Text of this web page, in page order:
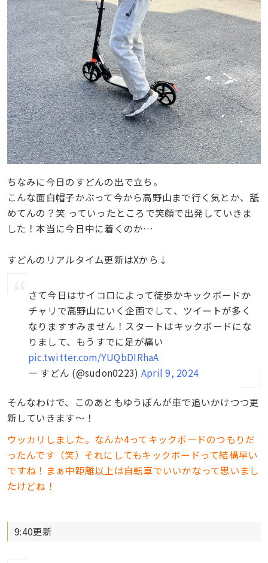
ちなみに今日のすどんの出で立ち。
こんな面白帽子かぶって今から高野山まで行く気とか、舐
めてんの？笑 っていったところで笑顔で出発していきま
した！本当に今日中に着くのか…
すどんのリアルタイム更新はXから↓
さて今日はサイコロによって徒歩かキックボードか
チャリで高野山にいく企画でして、ツイートが多く
なりますすみません！スタートはキックボードにな
りまして、もうすでに足が痛い
pic.twitter.com/YUQbDIRhaA
— すどん (@sudon0223) April 9, 2024
そんなわけで、このあともゆうぽんが車で追いかけつつ更
新していきます〜！
ウッカリしました。なんか4ってキックボードのつもりだ
ったんです（笑）それにしてもキックボードって結構早い
ですね！まぁ中距離以上は自転車でいいかなって思いまし
たけどね！
9:40更新